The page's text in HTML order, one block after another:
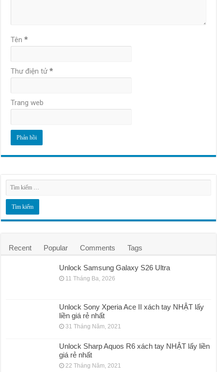
Tên*
Thư điện tử*
Trang web
Recent Popular Comments Tags
Unlock Samsung Galaxy S26 Ultra
11 Tháng Ba, 2026
Unlock Sony Xperia Ace II xách tay NHẬT lấy
liền giá rẻ nhất
31 Tháng Năm, 2021
Unlock Sharp Aquos R6 xách tay NHẬT lấy liền
giá rẻ nhất
22 Tháng Năm, 2021